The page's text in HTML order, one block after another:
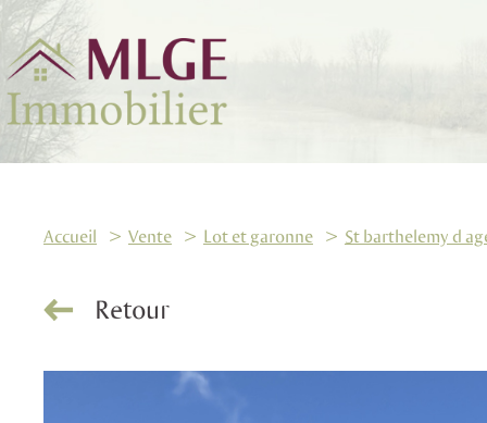
Accueil Vente Lot et garonne St barthelemy d
Retour